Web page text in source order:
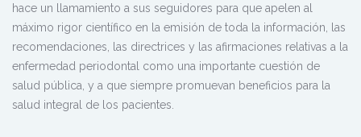
hace un llamamiento a sus seguidores para que apelen al
máximo rigor científico en la emisión de toda la información, las
recomendaciones, las directrices y las afirmaciones relativas a la
enfermedad periodontal como una importante cuestión de
salud pública, y a que siempre promuevan beneficios para la
salud integral de los pacientes.